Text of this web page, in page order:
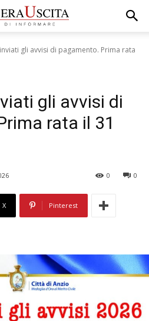
gli avvisi di pagamento. Prima rata
gli avvisi di
rata il 31
0
0
X Pinterest